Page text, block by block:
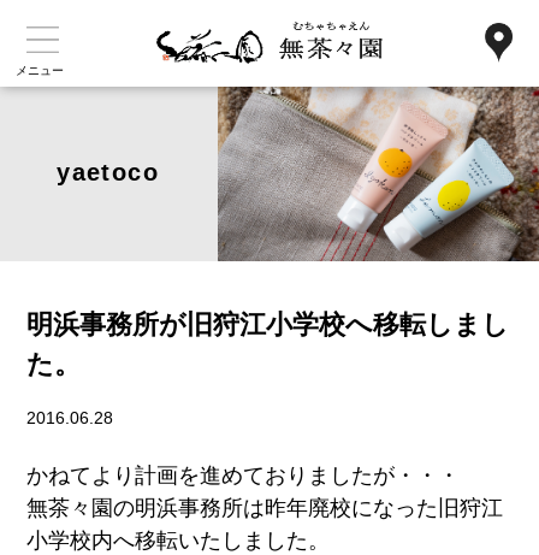
メニュー
yaetoco
明浜事務所が旧狩江小学校へ移転しまし
た。
2016.06.28
かねてより計画を進めておりましたが・・・
無茶々園の明浜事務所は昨年廃校になった旧狩江
小学校内へ移転いたしました。